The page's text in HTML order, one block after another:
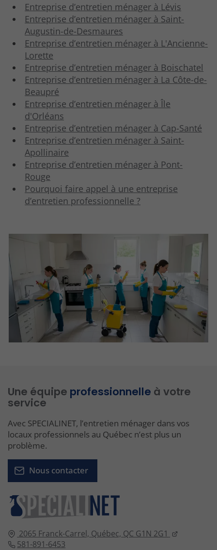
Entreprise d’entretien ménager à Lévis
Entreprise d’entretien ménager à Saint-
Augustin-de-Desmaures
Entreprise d’entretien ménager à L'Ancienne-
Lorette
Entreprise d’entretien ménager à Boischatel
Entreprise d’entretien ménager à La Côte-de-
Beaupré
Entreprise d’entretien ménager à Île
d'Orléans
Entreprise d’entretien ménager à Cap-Santé
Entreprise d’entretien ménager à Saint-
Apollinaire
Entreprise d’entretien ménager à Pont-
Rouge
Pourquoi faire appel à une entreprise
d’entretien professionnelle ?
2065 Franck-Carrel, Québec, QC G1N 2G1
581-891-6453
Une équipe professionnelle à votre
service
Avec SPECIALINET, l’entretien ménager dans vos
locaux professionnels au Québec n’est plus un
problème.
Nous contacter